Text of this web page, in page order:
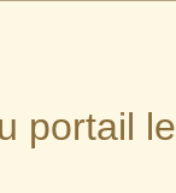
portail